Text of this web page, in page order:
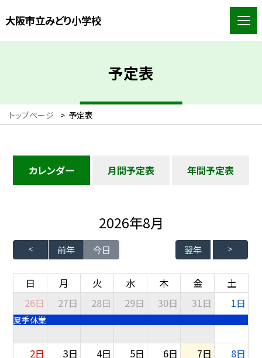
大阪市立みどり小学校
予定表
トップページ > 予定表
カレンダー 月間予定表 年間予定表
前年 今日
2026年8月
翌年
日 月 火 水 木 金
土
26日
夏季休業
27日 28日 29日 30日 31日 1日
2日 3日 4日 5日 6日 7日 8日